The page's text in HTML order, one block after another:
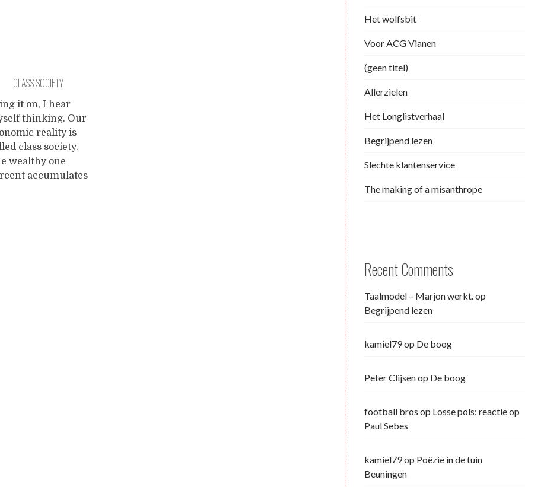
CLASS SOCIETY
it on, I hear
thinking. Our
reality is
class society.
wealthy one
accumulates
Het wolfsbit
Voor ACG Vianen
(geen titel)
Allerzielen
Het Longlistverhaal
Begrijpend lezen
Slechte klantenservice
The making of a misanthrope
Recent Comments
Taalmodel – Marjon werkt.op
Begrijpend lezen
kamiel79op De boog
Peter Clijsenop De boog
football bros op Losse pols: reactie op
Paul Sebes
kamiel79op Poëzie in de tuin
Beuningen